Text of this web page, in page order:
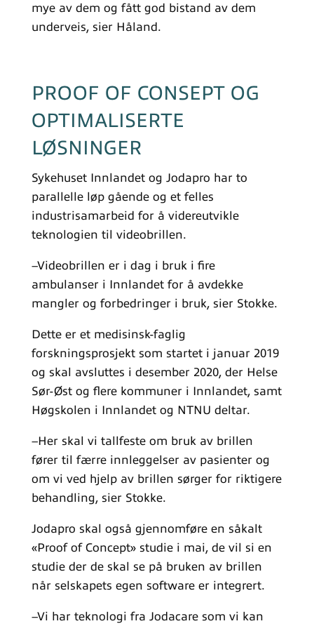
mye av dem og fått god bistand av dem
underveis, sier Håland.
PROOF OF CONSEPT OG
OPTIMALISERTE
LØSNINGER
Sykehuset Innlandet og Jodapro har to
parallelle løp gående og et felles
industrisamarbeid for å videreutvikle
teknologien til videobrillen.
­–Videobrillen er i dag i bruk i fire
ambulanser i Innlandet for å avdekke
mangler og forbedringer i bruk, sier Stokke.
Dette er et medisinsk-faglig
forskningsprosjekt som startet i januar 2019
og skal avsluttes i desember 2020, der Helse
Sør-Øst og flere kommuner i Innlandet, samt
Høgskolen i Innlandet og NTNU deltar.
–Her skal vi tallfeste om bruk av brillen
fører til færre innleggelser av pasienter og
om vi ved hjelp av brillen sørger for riktigere
behandling, sier Stokke.
Jodapro skal også gjennomføre en såkalt
«Proof of Concept» studie i mai, de vil si en
studie der de skal se på bruken av brillen
når selskapets egen software er integrert.
–Vi har teknologi fra Jodacare som vi kan